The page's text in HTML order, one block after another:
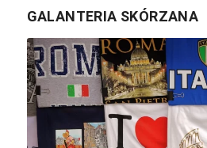
GALANTERIA SKÓRZANA